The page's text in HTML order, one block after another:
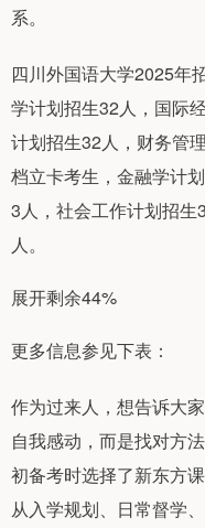
系。
四川外国语大学2025年
学计划招生32人，国际
计划招生32人，财务管
档立卡考生，金融学计
3人，社会工作计划招
人。
展开剩余44%
更多信息参见下表：
作为过来人，想告诉大
自我感动，而是找对方
初备考时选择了新东方
从入学规划、日常督学